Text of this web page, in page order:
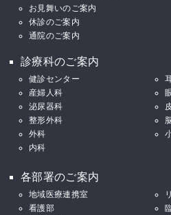
お見舞いのご案内
休診のご案内
通院のご案内
診療科のご案内
健診センター
産婦人科
泌尿器科
整形外科
外科
内科
各部署のご案内
地域医療連携室
看護部